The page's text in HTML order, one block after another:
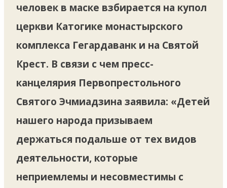
человек в маске взбирается на купол
церкви Катогике монастырского
комплекса Гегардаванк и на Святой
Крест. В связи с чем пресс-
канцелярия Первопрестольного
Святого Эчмиадзина заявила: «Детей
нашего народа призываем
держаться подальше от тех видов
деятельности, которые
неприемлемы и несовместимы с